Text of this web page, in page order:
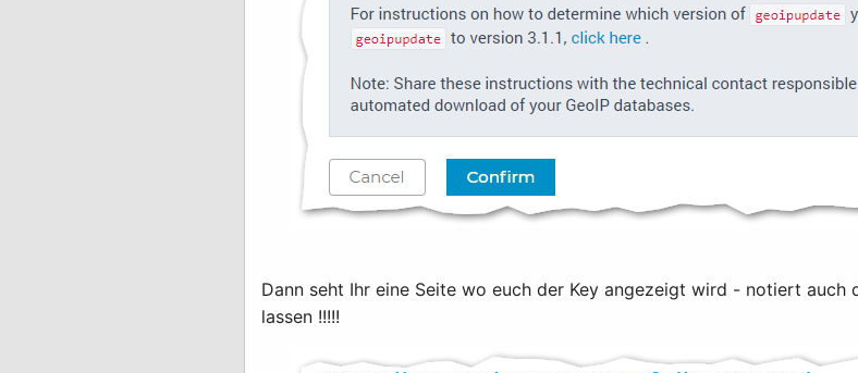
Dann seht Ihr eine Seite wo euch der Key angezeigt wird - notiert
lassen !!!!!